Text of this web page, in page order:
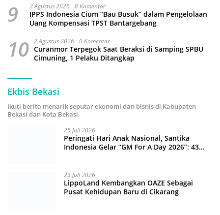
9 2 Agustus 2026 0 Komentar
IPPS Indonesia Cium “Bau Busuk” dalam Pengelolaan
Uang Kompensasi TPST Bantargebang
10 2 Agustus 2026 0 Komentar
Curanmor Terpegok Saat Beraksi di Samping SPBU
Cimuning, 1 Pelaku Ditangkap
Ekbis Bekasi
Ikuti berita menarik seputar ekonomi dan bisnis di Kabupaten
Bekasi dan Kota Bekasi.
25 Juli 2026
Peringati Hari Anak Nasional, Santika
Indonesia Gelar “GM For A Day 2026”: 43
23 Juli 2026
LippoLand Kembangkan OAZE Sebagai
Pusat Kehidupan Baru di Cikarang